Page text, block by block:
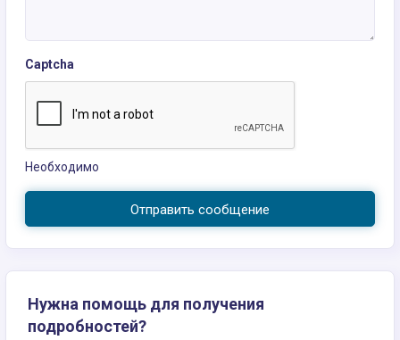
Captcha
Необходимо
Отправить сообщение
Нужна помощь для получения
подробностей?